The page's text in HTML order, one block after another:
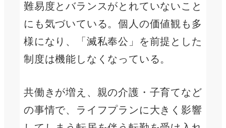
難易度とバランスがとれていないこと
にも気づいている。個人の価値観も多
様になり、「滅私奉公」を前提とした
制度は機能しなくなっている。
共働きが増え、親の介護・子育てなど
の事情で、ライフプランに大きく影響